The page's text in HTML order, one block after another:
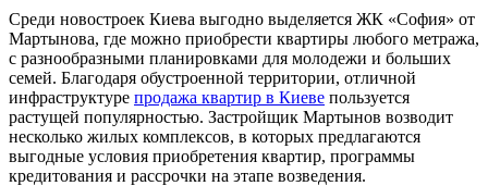
Среди новостроек Киева выгодно выделяется ЖК «София» от
Мартынова, где можно приобрести квартиры любого метража,
с разнообразными планировками для молодежи и больших
семей. Благодаря обустроенной территории, отличной
инфраструктуре продажа квартир в Киеве пользуется
растущей популярностью. Застройщик Мартынов возводит
несколько жилых комплексов, в которых предлагаются
выгодные условия приобретения квартир, программы
кредитования и рассрочки на этапе возведения.